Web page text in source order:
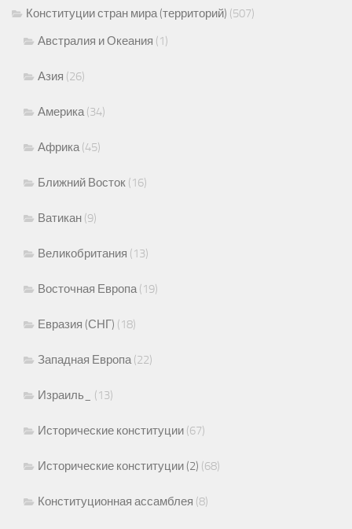
Конституции стран мира (территорий) (507)
Австралия и Океания (1)
Азия (26)
Америка(34)
Африка(45)
Ближний Восток (16)
Ватикан (9)
Великобритания (13)
Восточная Европа(19)
Евразия (СНГ) (18)
Западная Европа(22)
Израиль_ (13)
Исторические конституции (67)
Исторические конституции (2) (68)
Конституционная ассамблея (8)